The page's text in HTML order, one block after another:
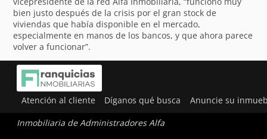
bien justo después de la crisis por el gran stock de
viviendas que había disponible en el mercado,
especialmente en manos de los bancos, y que ahora parece
volver a funcionar”.
Atención al cliente Díganos qué busca Anuncie su
Inmobiliaria de Administradores Alfa